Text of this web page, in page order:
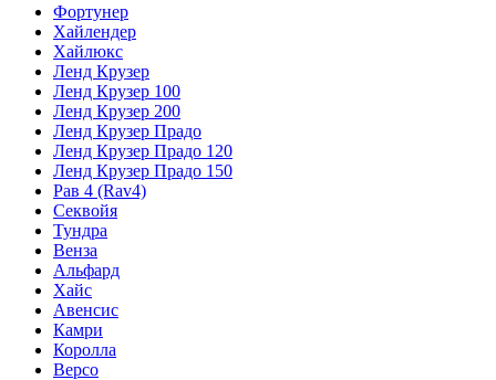
Фортунер
Хайлендер
Хайлюкс
Ленд Крузер
Ленд Крузер 100
Ленд Крузер 200
Ленд Крузер Прадо
Ленд Крузер Прадо 120
Ленд Крузер Прадо 150
Рав 4 (Rav4)
Секвойя
Тундра
Венза
Альфард
Хайс
Авенсис
Камри
Королла
Версо